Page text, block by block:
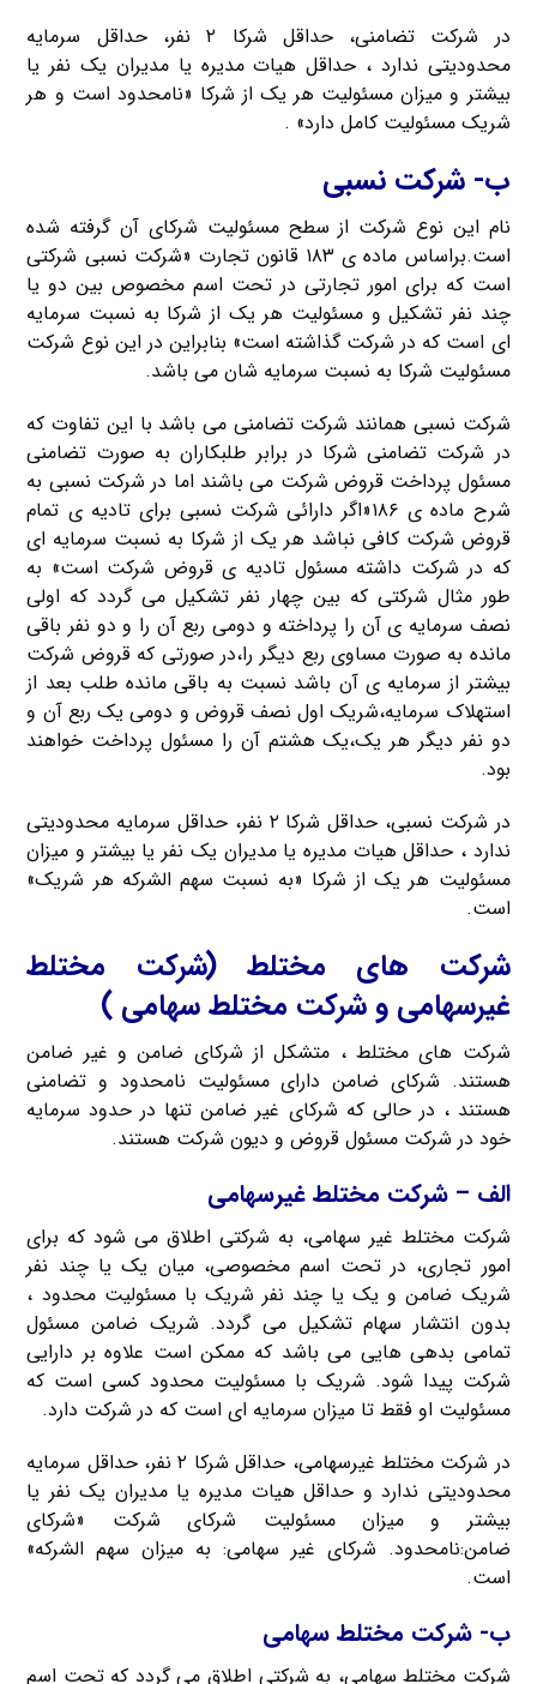
در شرکت تضامنی، حداقل شرکا ۲ نفر، حداقل سرمایه
محدودیتی ندارد ، حداقل هیات مدیره یا مدیران یک نفر یا
بیشتر و میزان مسئولیت هر یک از شرکا «نامحدود است و هر
شریک مسئولیت کامل دارد» .
ب- شرکت نسبی
نام این نوع شرکت از سطح مسئولیت شرکای آن گرفته شده
است.براساس ماده ی ۱۸۳ قانون تجارت «شرکت نسبی شرکتی
است که برای امور تجارتی در تحت اسم مخصوص بین دو یا
چند نفر تشکیل و مسئولیت هر یک از شرکا به نسبت سرمایه
ای است که در شرکت گذاشته است» بنابراین در این نوع شرکت
مسئولیت شرکا به نسبت سرمایه شان می باشد.
شرکت نسبی همانند شرکت تضامنی می باشد با این تفاوت که
در شرکت تضامنی شرکا در برابر طلبکاران به صورت تضامنی
مسئول پرداخت قروض شرکت می باشند اما در شرکت نسبی به
شرح ماده ی ۱۸۶«اگر دارائی شرکت نسبی برای تادیه ی تمام
قروض شرکت کافی نباشد هر یک از شرکا به نسبت سرمایه ای
که در شرکت داشته مسئول تادیه ی قروض شرکت است» به
طور مثال شرکتی که بین چهار نفر تشکیل می گردد که اولی
نصف سرمایه ی آن را پرداخته و دومی ربع آن را و دو نفر باقی
مانده به صورت مساوی ربع دیگر را،در صورتی که قروض شرکت
بیشتر از سرمایه ی آن باشد نسبت به باقی مانده طلب بعد از
استهلاک سرمایه،شریک اول نصف قروض و دومی یک ربع آن و
دو نفر دیگر هر یک،یک هشتم آن را مسئول پرداخت خواهند
بود.
در شرکت نسبی، حداقل شرکا ۲ نفر، حداقل سرمایه محدودیتی
ندارد ، حداقل هیات مدیره یا مدیران یک نفر یا بیشتر و میزان
مسئولیت هر یک از شرکا «به نسبت سهم الشرکه هر شریک»
است.
شرکت های مختلط (شرکت مختلط
غیرسهامی و شرکت مختلط سهامی )
شرکت های مختلط ، متشکل از شرکای ضامن و غیر ضامن
هستند. شرکای ضامن دارای مسئولیت نامحدود و تضامنی
هستند ، در حالی که شرکای غیر ضامن تنها در حدود سرمایه
خود در شرکت مسئول قروض و دیون شرکت هستند.
الف – شرکت مختلط غیرسهامی
شرکت مختلط غیر سهامی، به شرکتی اطلاق می شود که برای
امور تجاری، در تحت اسم مخصوصی، میان یک یا چند نفر
شریک ضامن و یک یا چند نفر شریک با مسئولیت محدود ،
بدون انتشار سهام تشکیل می گردد. شریک ضامن مسئول
تمامی بدهی هایی می باشد که ممکن است علاوه بر دارایی
شرکت پیدا شود. شریک با مسئولیت محدود کسی است که
مسئولیت او فقط تا میزان سرمایه ای است که در شرکت دارد.
در شرکت مختلط غیرسهامی، حداقل شرکا ۲ نفر، حداقل سرمایه
محدودیتی ندارد و حداقل هیات مدیره یا مدیران یک نفر یا
بیشتر و میزان مسئولیت شرکای شرکت «شرکای
ضامن:نامحدود. شرکای غیر سهامی: به میزان سهم الشرکه»
است.
ب- شرکت مختلط سهامی
شرکت مختلط سهامی، به شرکتی اطلاق می گردد که تحت اسم